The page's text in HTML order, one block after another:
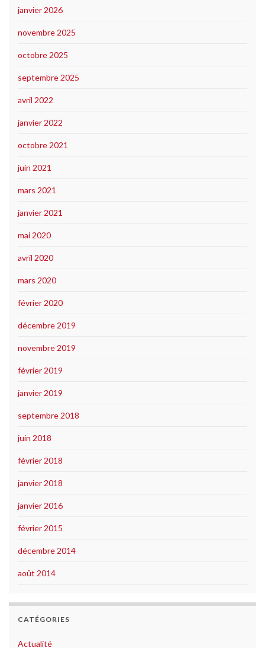
janvier 2026
novembre 2025
octobre 2025
septembre 2025
avril 2022
janvier 2022
octobre 2021
juin 2021
mars 2021
janvier 2021
mai 2020
avril 2020
mars 2020
février 2020
décembre 2019
novembre 2019
février 2019
janvier 2019
septembre 2018
juin 2018
février 2018
janvier 2018
janvier 2016
février 2015
décembre 2014
août 2014
CATÉGORIES
Actualité